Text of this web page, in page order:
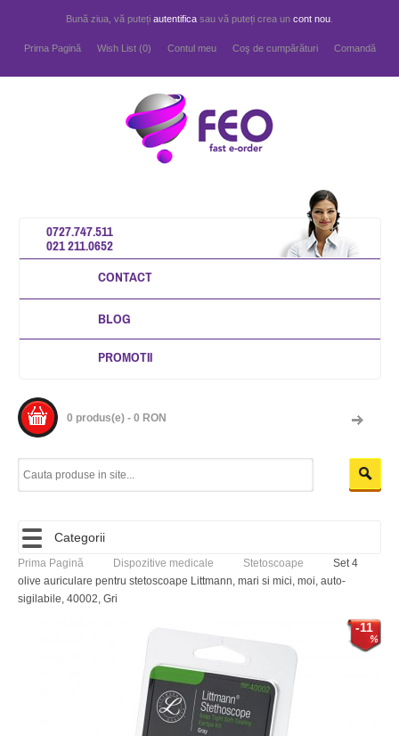
Bună ziua, vă puteți autentifica sau vă puteți crea un cont nou
Prima Pagină Wish List (0) Contul meu Coş de cumpărături Comandă
0727.747.511
021 211.0652
CONTACT
BLOG
PROMOTII
0 produs(e) - 0 RON
Categorii
Prima Pagină Dispozitive medicale Stetoscoape
Set 4
olive auriculare pentru stetoscoape Littmann, mari si mici, moi, auto-
sigilabile, 40002, Gri
-11